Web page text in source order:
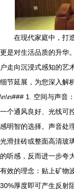
在现代家庭中，打
更是对生活品质的升华
户走向沉浸式感知的艺
细节延展，为您深入解
\n\n### 1. 空间与声音
一个通风良好、光线
感明智的选择。声音处
光滑挂砖或整面高清玻
的听感，反而进一步夸
有效的理念：贴上矿物
30%厚度即可产生反射